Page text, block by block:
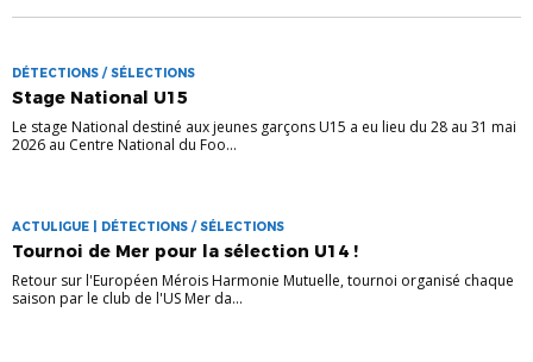
DÉTECTIONS / SÉLECTIONS
Stage National U15
Le stage National destiné aux jeunes garçons U15 a eu lieu du 28 au 31 mai
2026 au Centre National du Foo...
ACTULIGUE | DÉTECTIONS / SÉLECTIONS
Tournoi de Mer pour la sélection U14 !
Retour sur l'Européen Mérois Harmonie Mutuelle, tournoi organisé chaque
saison par le club de l'US Mer da...